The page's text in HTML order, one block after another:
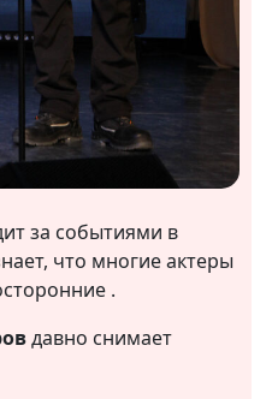
за событиями в
что многие актеры
.
давно снимает